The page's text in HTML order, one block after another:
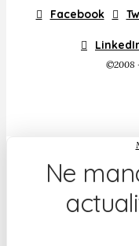
Facebook
©2008
Ne